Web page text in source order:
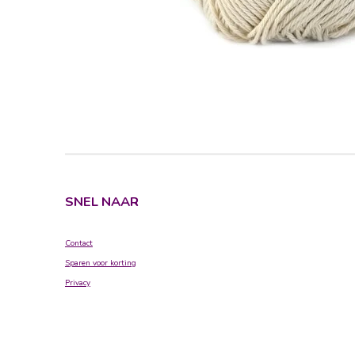
SNEL NAAR
Contact
Sparen voor korting
Privacy